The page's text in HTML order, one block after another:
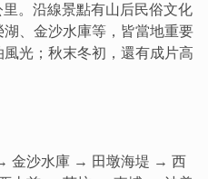
。沿線景點有山后民俗文化
、金沙水庫等，皆當地重要
光；秋末冬初，還有成片高
金沙水庫 → 田墩海堤 → 西